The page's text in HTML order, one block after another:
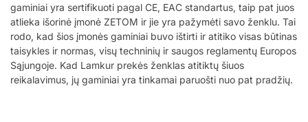
gaminiai yra sertifikuoti pagal CE, EAC standartus, taip pat juos
atlieka išorinė įmonė ZETOM ir jie yra pažymėti savo ženklu. Tai
rodo, kad šios įmonės gaminiai buvo ištirti ir atitiko visas būtinas
taisykles ir normas, visų techninių ir saugos reglamentų Europos
Sąjungoje. Kad Lamkur prekės ženklas atitiktų šiuos
reikalavimus, jų gaminiai yra tinkamai paruošti nuo pat pradžių.